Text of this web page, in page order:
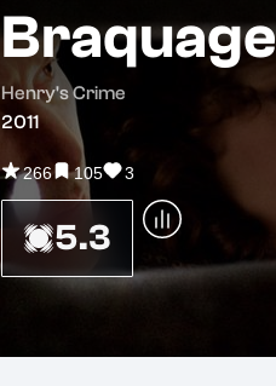
Henry's Crime
2011
266 105 3
5.3